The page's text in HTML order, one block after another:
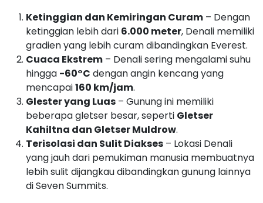
Kahiltna dan Gletser Muldrow.
Terisolasi dan Sulit Diakses– Lokasi Denali
yang jauh dari pemukiman manusia membuatnya
lebih sulit dijangkau dibandingkan gunung lainnya
di Seven Summits.
Jalur Pendakian Gunung Denali
Gunung Denali memiliki beberapajalur pendakian
utama, yang semuanya menantang dan
membutuhkan persiapan matang:
West Buttress Route– Rute paling populer dan
relatif “lebih mudah” dibanding jalur lain, namun